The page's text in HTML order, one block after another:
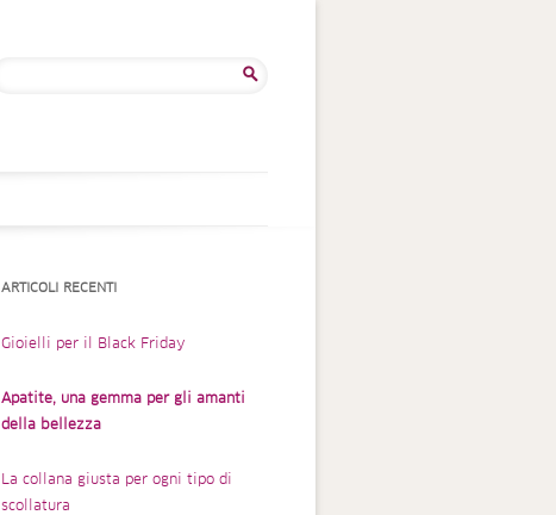
ARTICOLI RECENTI
Gioielli per il Black Friday
Apatite, una gemma per gli amanti
della bellezza
La collana giusta per ogni tipo di
scollatura